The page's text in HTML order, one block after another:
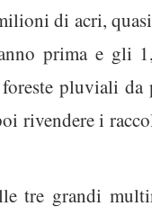
di acri,
prima e gli
pluviali
rivendere i
tre grandi